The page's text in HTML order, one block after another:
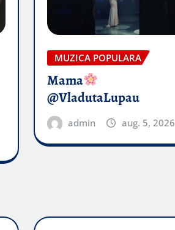
MUZICA POPULARA
Mama
@VladutaLupau
admin aug. 5, 2026